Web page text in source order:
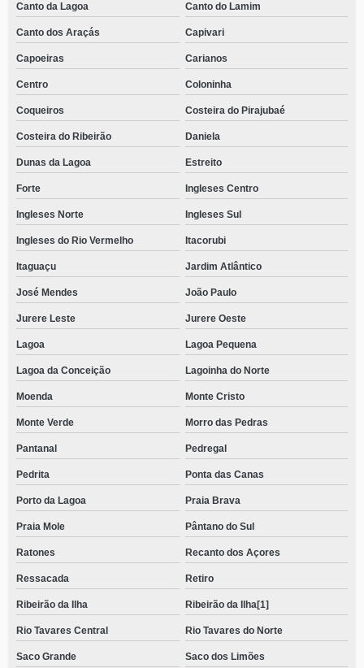
Canto da Lagoa Canto do Lamim
Canto dos Araçás Capivari
Capoeiras Carianos
Centro Coloninha
Coqueiros Costeira do Pirajubaé
Costeira do Ribeirão Daniela
Dunas da Lagoa Estreito
Forte Ingleses Centro
Ingleses Norte Ingleses Sul
Ingleses do Rio Vermelho Itacorubi
Itaguaçu Jardim Atlântico
José Mendes João Paulo
Jurere Leste Jurere Oeste
Lagoa Lagoa Pequena
Lagoa da Conceição Lagoinha do Norte
Moenda Monte Cristo
Monte Verde Morro das Pedras
Pantanal Pedregal
Pedrita Ponta das Canas
Porto da Lagoa Praia Brava
Praia Mole Pântano do Sul
Ratones Recanto dos Açores
Ressacada Retiro
Ribeirão da Ilha Ribeirão da Ilha[1]
Rio Tavares Central Rio Tavares do Norte
Saco Grande Saco dos Limões